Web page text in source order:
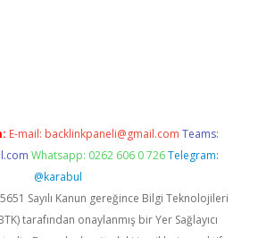
E-mail: backlinkpaneli@gmail.com Teams:
Whatsapp: 0262 606 0 726 Telegram:
@karabul
Sayılı Kanun gereğince Bilgi Teknolojileri
tarafından onaylanmış bir Yer Sağlayıcı